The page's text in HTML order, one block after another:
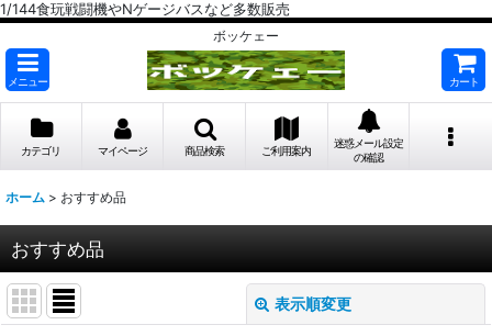
1/144食玩戦闘機やNゲージバスなど多数販売
ボッケェー
メニュー カート
カテゴリ マイページ 商品検索 ご利用案内
迷惑メール設定
の確認
ホーム > おすすめ品
おすすめ品
表示順変更